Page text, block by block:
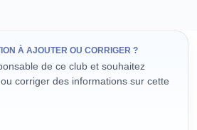
À AJOUTER OU CORRIGER ?
de ce club et souhaitez
corriger des informations sur cette